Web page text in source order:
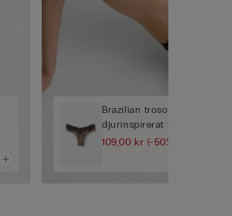
Brazilian trosor i 80-
djurinspirerat tryck Simply
109,00 kr (-50%)